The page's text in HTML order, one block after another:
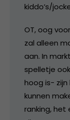
kiddo’s/
OT, oog
zal alleen
aan. In
spelletje
hoog is-
kunnen
ranking, het